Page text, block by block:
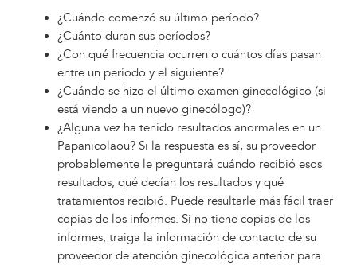
¿Cuándo comenzó su último período?
¿Cuánto duran sus períodos?
¿Con qué frecuencia ocurren o cuántos días pasan
entre un período y el siguiente?
¿Cuándo se hizo el último examen ginecológico (si
está viendo a un nuevo ginecólogo)?
¿Alguna vez ha tenido resultados anormales en un
Papanicolaou? Si la respuesta es sí, su proveedor
probablemente le preguntará cuándo recibió esos
resultados, qué decían los resultados y qué
tratamientos recibió. Puede resultarle más fácil traer
copias de los informes. Si no tiene copias de los
informes, traiga la información de contacto de su
proveedor de atención ginecológica anterior para